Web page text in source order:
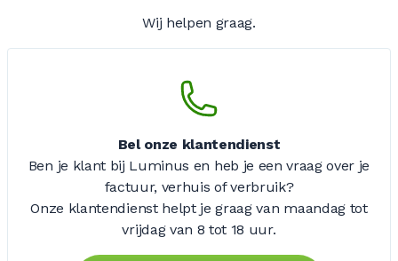
Wij helpen graag.
Bel onze klantendienst
Ben je klant bij Luminus en heb je een vraag over je
factuur, verhuis of verbruik?
Onze klantendienst helpt je graag van maandag tot
vrijdag van 8 tot 18 uur.